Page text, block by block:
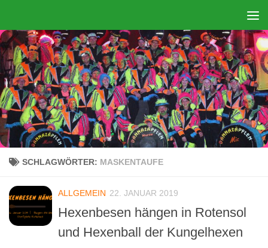
SCHLAGWÖRTER: MASKENTAUFE
ALLGEMEIN 22. JANUAR 2019
Hexenbesen hängen in Rotensol
und Hexenball der Kungelhexen